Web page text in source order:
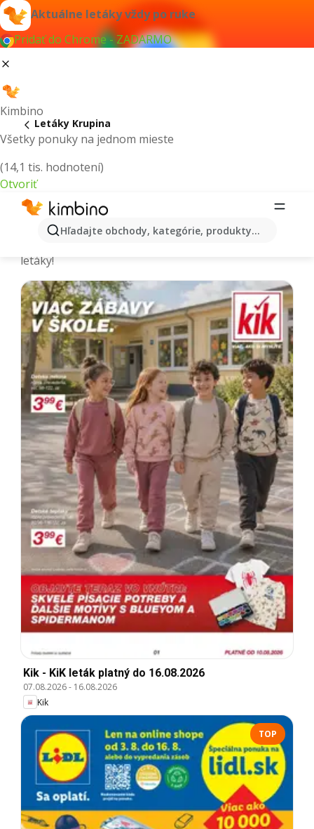
Aktuálne letáky vždy po ruke
Pridať do Chrome - ZADARMO
Kimbino
Všetky ponuky na jednom mieste
(14,1 tis. hodnotení)
Otvoriť
Hľadajte obchody, kategórie, produkty...
Letáky Krupina
Krupina - Aktuálne letáky a katalógy
letáky!
Kik - KiK leták platný do 16.08.2026
07.08.2026- 16.08.2026
Kik
TOP